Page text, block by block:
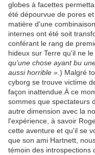
globes à facettes
été dépourvue de pores
matière d'une
internes ont été soit
conférant le rang de
hideux sur Terre qu'il ne
qu’une chose ayant bu
aussi horrible ». ) Malgré
cyborg se trouve victime
façon inattendue.À ce
sommes que spectateurs
autre dimension avec la
l'expérience, à savoir
cette aventure et qu'il se
que son ami Hartnett,
témoin des introspections